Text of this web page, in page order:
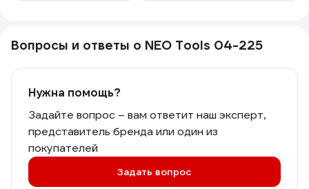
Вопросы и ответы о NEO Tools 04-225
Нужна помощь?
Задайте вопрос – вам ответит наш эксперт,
представитель бренда или один из
покупателей
Задать вопрос